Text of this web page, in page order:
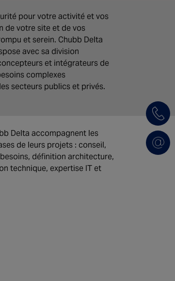
pour votre activité et vos
de votre site et de vos
et serein. Chubb Delta
avec sa division
et intégrateurs de
complexes
secteurs publics et privés.
Delta accompagnent les
de leurs projets : conseil,
définition architecture,
technique, expertise IT et